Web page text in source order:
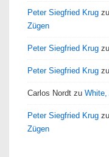
Peter Siegfried Krug zu
Zügen
Peter Siegfried Krug zu
Peter Siegfried Krug zu
Carlos Nordt zu White,
Peter Siegfried Krug zu
Zügen